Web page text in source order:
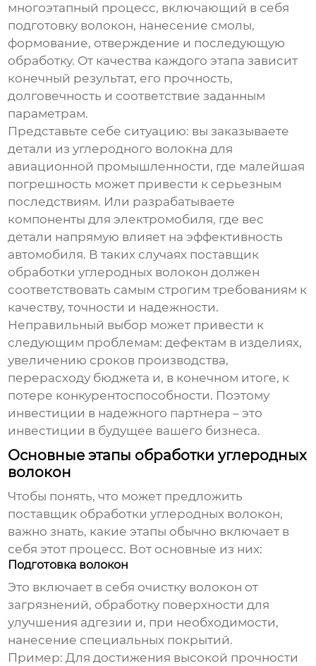
многоэтапный процесс, включающий в себя
подготовку волокон, нанесение смолы,
формование, отверждение и последующую
обработку. От качества каждого этапа зависит
конечный результат, его прочность,
долговечность и соответствие заданным
параметрам.
Представьте себе ситуацию: вы заказываете
детали из углеродного волокна для
авиационной промышленности, где малейшая
погрешность может привести к серьезным
последствиям. Или разрабатываете
компоненты для электромобиля, где вес
детали напрямую влияет на эффективность
автомобиля. В таких случаях поставщик
обработки углеродных волокон должен
соответствовать самым строгим требованиям к
качеству, точности и надежности.
Неправильный выбор может привести к
следующим проблемам: дефектам в изделиях,
увеличению сроков производства,
перерасходу бюджета и, в конечном итоге, к
потере конкурентоспособности. Поэтому
инвестиции в надежного партнера – это
инвестиции в будущее вашего бизнеса.
Основные этапы обработки углеродных
волокон
Чтобы понять, что может предложить
поставщик обработки углеродных волокон,
важно знать, какие этапы обычно включает в
себя этот процесс. Вот основные из них:
Подготовка волокон
Это включает в себя очистку волокон от
загрязнений, обработку поверхности для
улучшения адгезии и, при необходимости,
нанесение специальных покрытий.
Пример: Для достижения высокой прочности